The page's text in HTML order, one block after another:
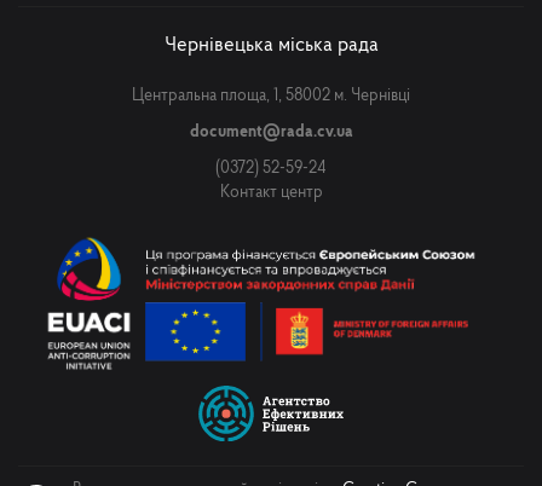
Чернівецька міська рада
Центральна площа, 1, 58002 м. Чернівці
document@rada.cv.ua
(0372) 52-59-24
Контакт центр